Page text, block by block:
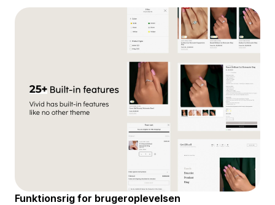
Funktionsrig for brugeroplevelsen